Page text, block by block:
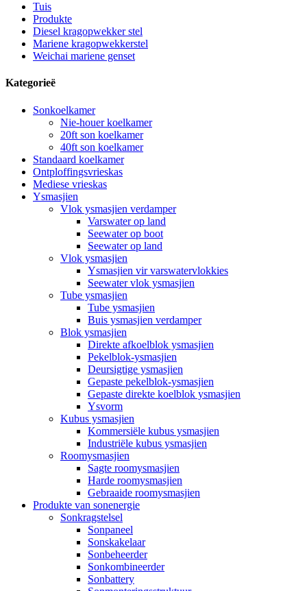
Tuis
Produkte
Diesel kragopwekker stel
Mariene kragopwekkerstel
Weichai mariene genset
Kategorieë
Sonkoelkamer
Nie-houer koelkamer
20ft son koelkamer
40ft son koelkamer
Standaard koelkamer
Ontploffingsvrieskas
Mediese vrieskas
Ysmasjien
Vlok ysmasjien verdamper
Varswater op land
Seewater op boot
Seewater op land
Vlok ysmasjien
Ysmasjien vir varswatervlokkies
Seewater vlok ysmasjien
Tube ysmasjien
Tube ysmasjien
Buis ysmasjien verdamper
Blok ysmasjien
Direkte afkoelblok ysmasjien
Pekelblok-ysmasjien
Deursigtige ysmasjien
Gepaste pekelblok-ysmasjien
Gepaste direkte koelblok ysmasjien
Ysvorm
Kubus ysmasjien
Kommersiële kubus ysmasjien
Industriële kubus ysmasjien
Roomysmasjien
Sagte roomysmasjien
Harde roomysmasjien
Gebraaide roomysmasjien
Produkte van sonenergie
Sonkragstelsel
Sonpaneel
Sonskakelaar
Sonbeheerder
Sonkombineerder
Sonbattery